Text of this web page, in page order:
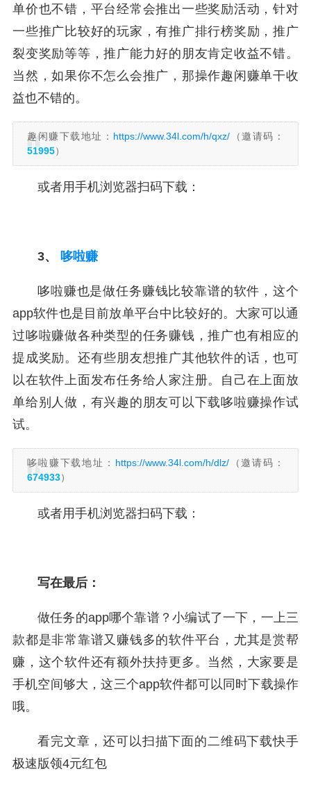
单价也不错，平台经常会推出一些奖励活动，针对
一些推广比较好的玩家，有推广排行榜奖励，推广
裂变奖励等等，推广能力好的朋友肯定收益不错。
当然，如果你不怎么会推广，那操作趣闲赚单干收
益也不错的。
趣闲赚下载地址： https://www.34l.com/h/qxz/ （邀请码：
51995）
或者用手机浏览器扫码下载：
3、 哆啦赚
哆啦赚也是做任务赚钱比较靠谱的软件，这个
app软件也是目前放单平台中比较好的。大家可以通
过哆啦赚做各种类型的任务赚钱，推广也有相应的
提成奖励。还有些朋友想推广其他软件的话，也可
以在软件上面发布任务给人家注册。自己在上面放
单给别人做，有兴趣的朋友可以下载哆啦赚操作试
试。
哆啦赚下载地址： https://www.34l.com/h/dlz/（邀请码：
674933）
或者用手机浏览器扫码下载：
写在最后：
做任务的app哪个靠谱？小编试了一下，一上三
款都是非常靠谱又赚钱多的软件平台，尤其是赏帮
赚，这个软件还有额外扶持更多。当然，大家要是
手机空间够大，这三个app软件都可以同时下载操作
哦。
看完文章，还可以扫描下面的二维码下载快手
极速版领4元红包